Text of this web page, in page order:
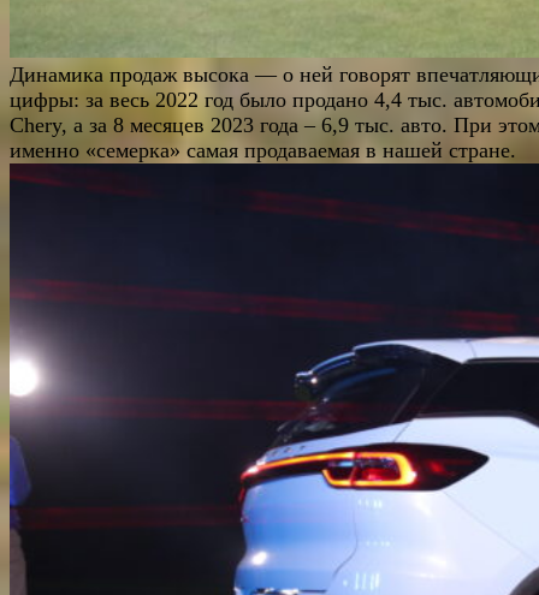
Динамика продаж высока — о ней говорят
цифры: за весь 2022 год было продано 4,4 тыс.
Chery, а за 8 месяцев 2023 года – 6,9 тыс. авто. При
именно «семерка» самая продаваемая в нашей стране.